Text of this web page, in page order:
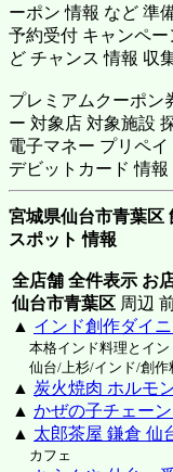
ーポン 情報 など 準
予約受付 キャンペ
ど チャンス 情報 収
プレミアムクーポン
ー 対象店 対象施設
電子マネー プリペ
デビットカード 情報
宮城県仙台市青葉区
スポット 情報
全店舗 全件表示 お
仙台市青葉区 周辺
▲ インド創作ダイ
本格インド料理とイン
仙台/上杉/インド/創作
▲ 炭火焼肉 ホルモ
▲ かぜの子チェー
▲ 太郎茶屋 鎌倉 仙
カフェ